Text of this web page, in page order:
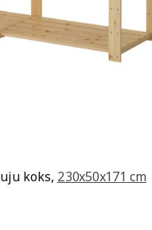
koks, 230x50x171 cm